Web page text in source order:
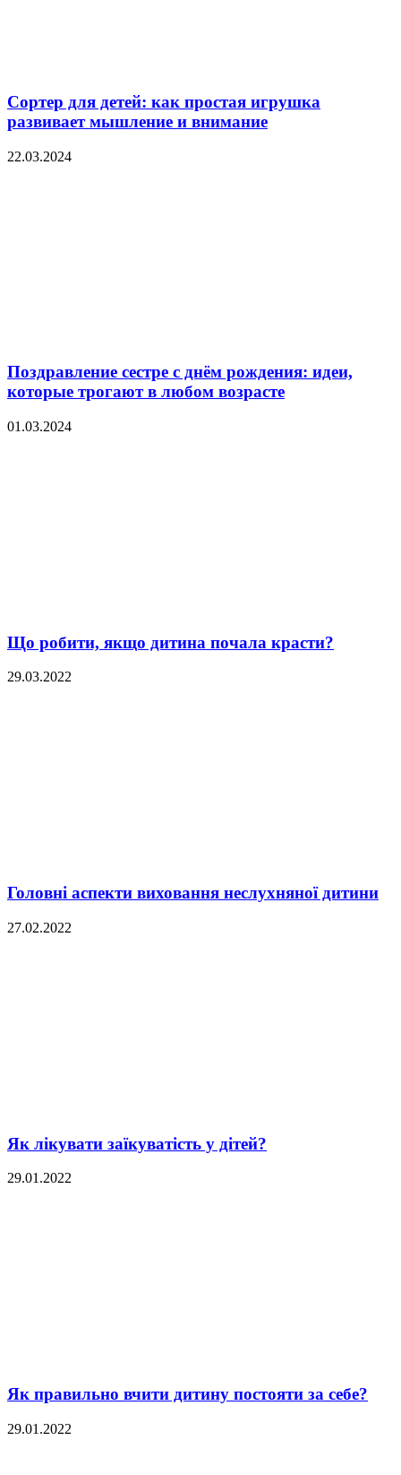
Сортер для детей: как простая игрушка
развивает мышление и внимание
22.03.2024
Поздравление сестре с днём рождения: идеи,
которые трогают в любом возрасте
01.03.2024
Що робити, якщо дитина почала красти?
29.03.2022
Головні аспекти виховання неслухняної дитини
27.02.2022
Як лікувати заїкуватість у дітей?
29.01.2022
Як правильно вчити дитину постояти за себе?
29.01.2022